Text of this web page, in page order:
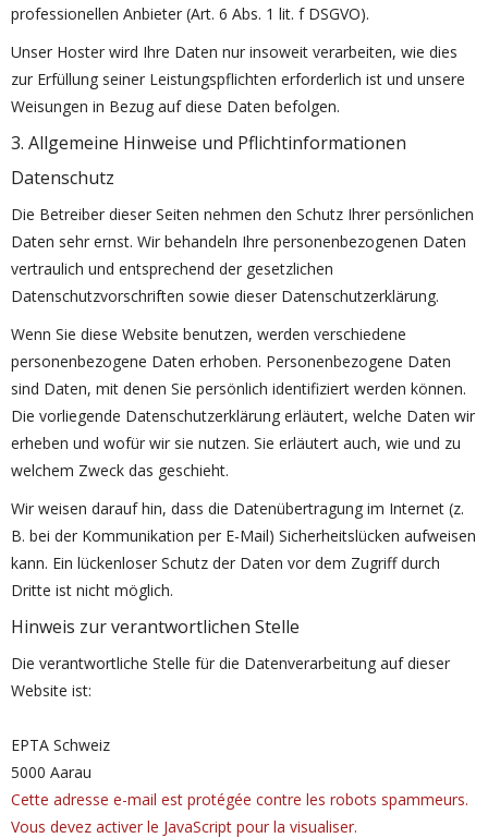
professionellen Anbieter (Art. 6 Abs. 1 lit. f DSGVO).
Unser Hoster wird Ihre Daten nur insoweit verarbeiten, wie dies
zur Erfüllung seiner Leistungspflichten erforderlich ist und unsere
Weisungen in Bezug auf diese Daten befolgen.
3. Allgemeine Hinweise und Pflichtinformationen
Datenschutz
Die Betreiber dieser Seiten nehmen den Schutz Ihrer persönlichen
Daten sehr ernst. Wir behandeln Ihre personenbezogenen Daten
vertraulich und entsprechend der gesetzlichen
Datenschutzvorschriften sowie dieser Datenschutzerklärung.
Wenn Sie diese Website benutzen, werden verschiedene
personenbezogene Daten erhoben. Personenbezogene Daten
sind Daten, mit denen Sie persönlich identifiziert werden können.
Die vorliegende Datenschutzerklärung erläutert, welche Daten wir
erheben und wofür wir sie nutzen. Sie erläutert auch, wie und zu
welchem Zweck das geschieht.
Wir weisen darauf hin, dass die Datenübertragung im Internet (z.
B. bei der Kommunikation per E-Mail) Sicherheitslücken aufweisen
kann. Ein lückenloser Schutz der Daten vor dem Zugriff durch
Dritte ist nicht möglich.
Hinweis zur verantwortlichen Stelle
Die verantwortliche Stelle für die Datenverarbeitung auf dieser
Website ist:
EPTA Schweiz
5000 Aarau
Cette adresse e-mail est protégée contre les robots spammeurs.
Vous devez activer le JavaScript pour la visualiser.